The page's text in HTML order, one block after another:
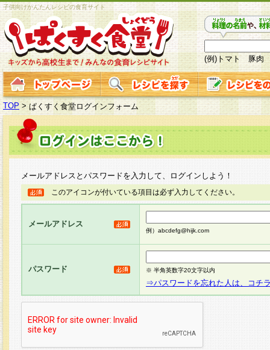
子供向けかんたんレシピの食育サイト
(例)トマト 豚肉
TOP > ぱくすく食堂ログインフォーム
メールアドレスとパスワードを入力して、ログインしよう！
このアイコンが付いている項目は必ず入力してください。
メールアドレス
例）abcdefg@hijk.com
パスワード ※ 半角英数字20文字以内
⇒パスワードを忘れた人は、コチ